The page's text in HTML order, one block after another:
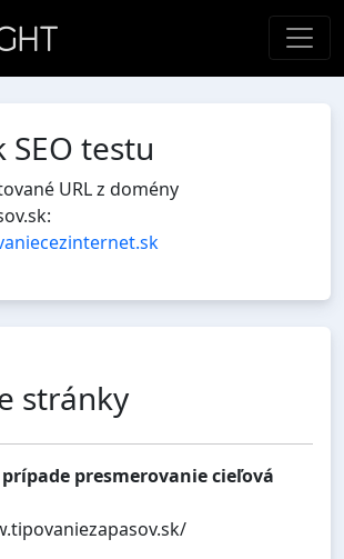
SEO testu
URL z domény
stránky
prípade presmerovanie cieľová